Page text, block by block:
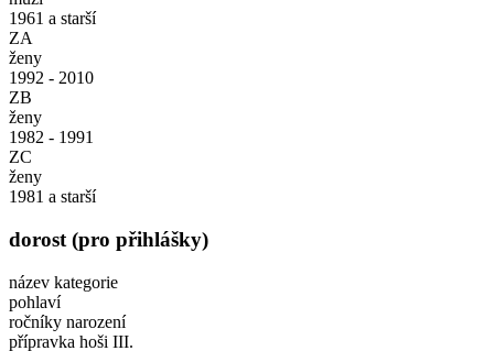
1961 a starší
ZA
ženy
1992 - 2010
ZB
ženy
1982 - 1991
ZC
ženy
1981 a starší
dorost (pro přihlášky)
název kategorie
pohlaví
ročníky narození
přípravka hoši III.